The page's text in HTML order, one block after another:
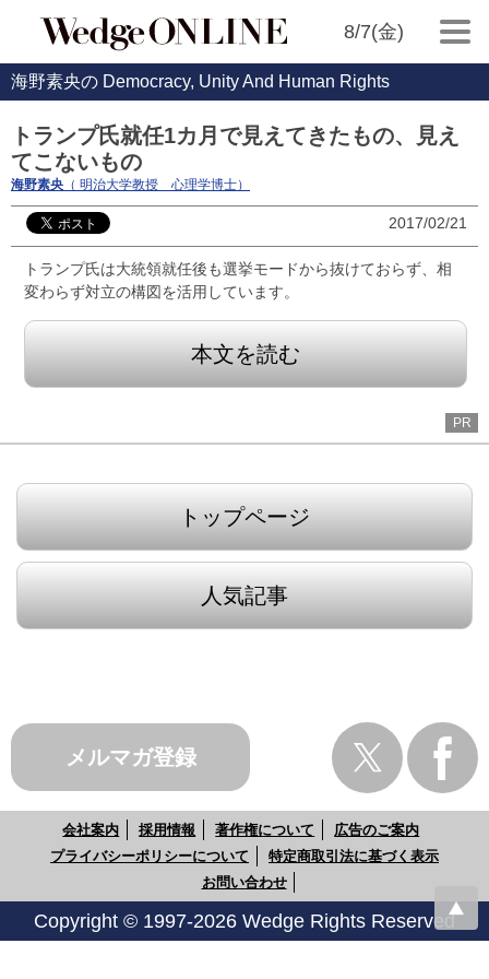
8/7(金)
海野素央の Democracy, Unity And Human Rights
トランプ氏就任1カ月で見えてきたもの、見え
てこないもの
海野素央 （ 明治大学教授 心理学博士）
2017/02/21
トランプ氏は大統領就任後も選挙モードから抜けておらず、相
変わらず対立の構図を活用しています。
本文を読む
PR
トップページ
人気記事
メルマガ登録
会社案内 採用情報 著作権について
広告のご案内
プライバシーポリシーについて
特定商取引法に基づく表示
お問い合わせ
Copyright © 1997-2026 Wedge Rights Reserved